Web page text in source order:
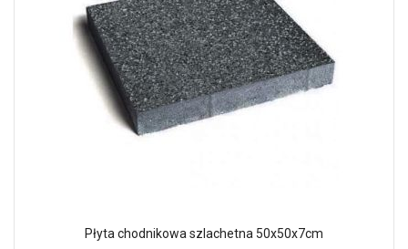
Płyta chodnikowa szlachetna 50x50x7cm